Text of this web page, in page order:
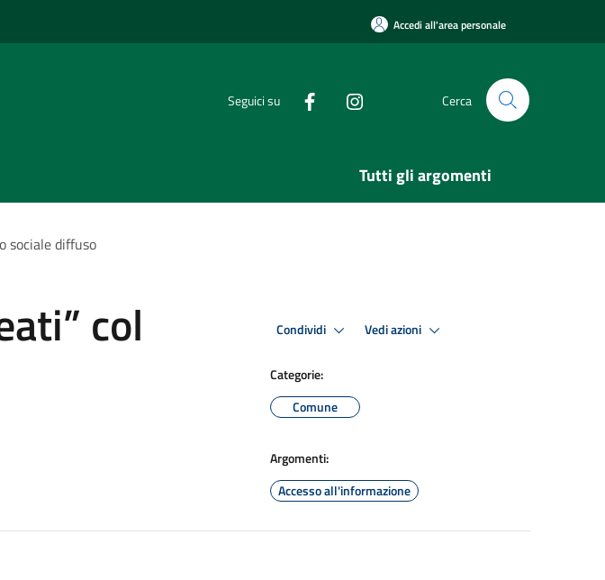
Accedi all'area personale
Seguici su Cerca
Tutti gli argomenti
sociale diffuso
col Condividi Vedi azioni
Categorie:
Comune
Argomenti:
Accesso all'informazione